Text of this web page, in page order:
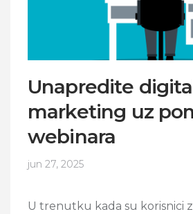
Unapredite
marketing uz
webinara
jun 27, 2025
U trenutku kada su korisnici